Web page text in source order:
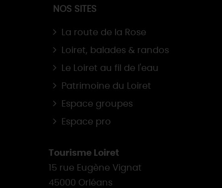
NOS SITES
La route de la Rose
Loiret, balades & randos
Le Loiret au fil de l'eau
Patrimoine du Loiret
Espace groupes
Espace pro
Tourisme Loiret
15 rue Eugène Vignat
45000 Orléans